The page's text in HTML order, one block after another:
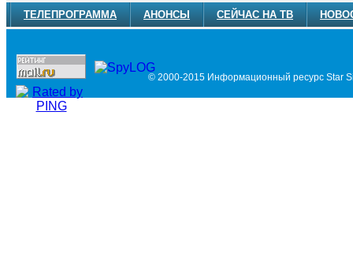
ТЕЛЕПРОГРАММА АНОНСЫ СЕЙЧАС НА ТВ
© 2000-2015 Информационный ресурс Star